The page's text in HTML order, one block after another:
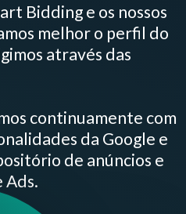
Bidding e os nossos
melhor o perfil do
através das
continuamente com
da Google e
de anúncios e
Ads.